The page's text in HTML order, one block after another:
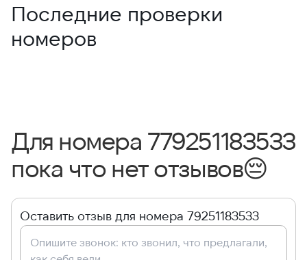
Последние проверки
номеров
Для номера 779251183533
пока что нет отзывов😔
Оставить отзыв для номера 79251183533